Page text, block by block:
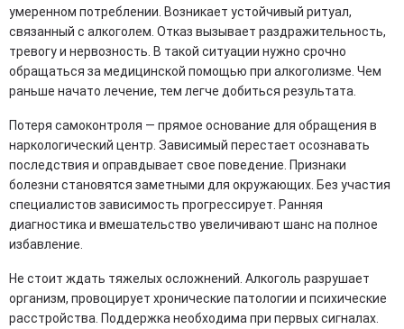
умеренном потреблении. Возникает устойчивый ритуал,
связанный с алкоголем. Отказ вызывает раздражительность,
тревогу и нервозность. В такой ситуации нужно срочно
обращаться за медицинской помощью при алкоголизме. Чем
раньше начато лечение, тем легче добиться результата.
Потеря самоконтроля — прямое основание для обращения в
наркологический центр. Зависимый перестает осознавать
последствия и оправдывает свое поведение. Признаки
болезни становятся заметными для окружающих. Без участия
специалистов зависимость прогрессирует. Ранняя
диагностика и вмешательство увеличивают шанс на полное
избавление.
Не стоит ждать тяжелых осложнений. Алкоголь разрушает
организм, провоцирует хронические патологии и психические
расстройства. Поддержка необходима при первых сигналах.